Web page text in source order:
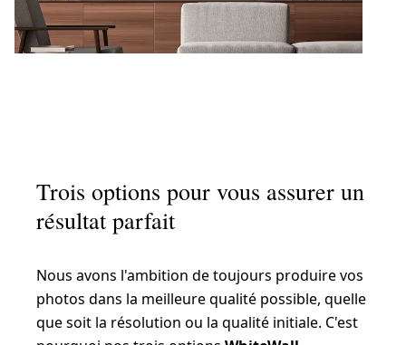
Trois options pour vous assurer un
résultat parfait
Nous avons l'ambition de toujours produire vos
photos dans la meilleure qualité possible, quelle
que soit la résolution ou la qualité initiale. C'est